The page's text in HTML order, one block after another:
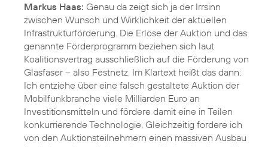
Markus Haas: Genau da zeigt sich ja der Irrsinn
zwischen Wunsch und Wirklichkeit der aktuellen
Infrastrukturförderung. Die Erlöse der Auktion und das
genannte Förderprogramm beziehen sich laut
Koalitionsvertrag ausschließlich auf die Förderung von
Glasfaser – also Festnetz. Im Klartext heißt das dann:
Ich entziehe über eine falsch gestaltete Auktion der
Mobilfunkbranche viele Milliarden Euro an
Investitionsmitteln und fördere damit eine in Teilen
konkurrierende Technologie. Gleichzeitig fordere ich
von den Auktionsteilnehmern einen massiven Ausbau